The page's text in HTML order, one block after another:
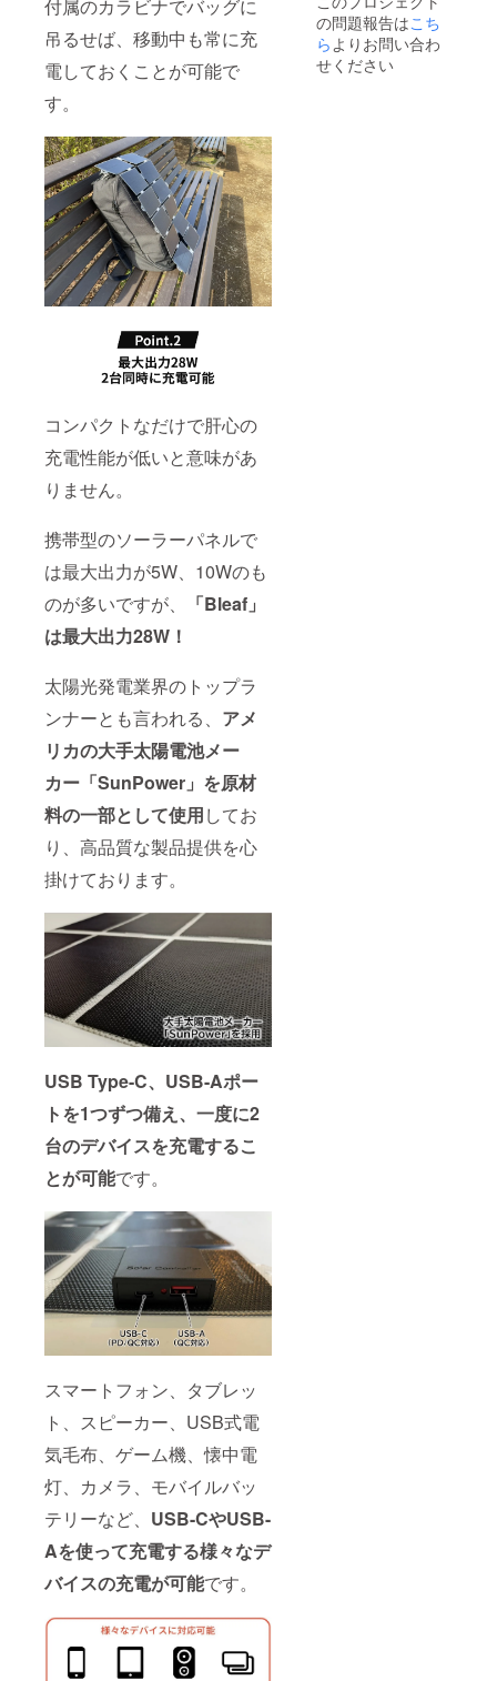
付属のカラビナでバッグに
吊るせば、移動中も常に充
電しておくことが可能で
す。
コンパクトなだけで肝心の
充電性能が低いと意味があ
りません。
携帯型のソーラーパネルで
は最大出力が5W、10Wのも
のが多いですが、
「Bleaf」
は最大出力28W！
太陽光発電業界のトップラ
ンナーとも言われる、 アメ
リカの大手太陽電池メー
カー「SunPower」を原材
料の一部として使用してお
り、高品質な製品提供を心
掛けております。
USB Type-C、USB-Aポー
トを1つずつ備え、一度に2
台のデバイスを充電するこ
とが可能です。
スマートフォン、タブレッ
ト、スピーカー、USB式電
気毛布、ゲーム機、懐中電
灯、カメラ、モバイルバッ
テリーなど、 USB-CやUSB-
Aを使って充電する様々なデ
バイスの充電が可能です。
ともあ
りま
す。 ※
割引率
お届け
いたし
ます。
通常10
日程度
ン・仕
様が一
部変更
になる
可能性
の問題報告はこち
ら よりお問い合わ
せください